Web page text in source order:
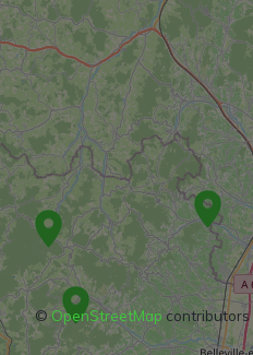
© OpenStreetMap contributors